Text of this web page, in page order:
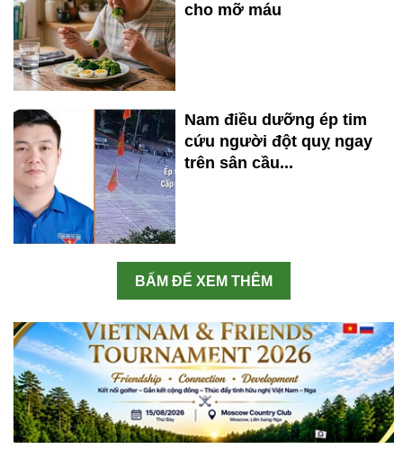
cho mỡ máu
Nam điều dưỡng ép tim
cứu người đột quỵ ngay
trên sân cầu...
BẤM ĐỂ XEM THÊM